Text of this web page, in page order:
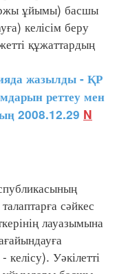
ұйымы) басшы
келісім беру
құжаттардың
жазылды - ҚР
реттеу мен
2008.12.29 N
сәйкес
лауазымына
келісу). Уәкілетті